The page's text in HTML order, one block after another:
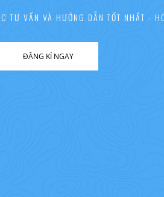
TƯ VẤN VÀ HƯỚNG DẪN TỐT NHẤT -
ĐĂNG KÍ NGAY